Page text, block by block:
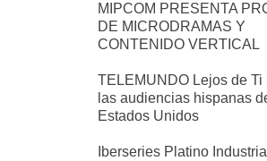
MIPCOM PRESENTA
DE MICRODRAMAS Y
CONTENIDO VERTICAL
TELEMUNDO Lejos de Ti
las audiencias hispanas
Estados Unidos
Iberseries Platino